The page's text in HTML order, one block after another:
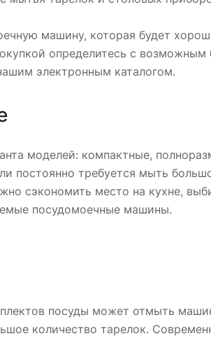
машину, которая будет
определитесь с
электронным каталогом.
моделей: компактные,
постоянно требуется мыть
сэкономить место на кухне,
посудомоечные машины.
посуды может отмыть
количество тарелок.